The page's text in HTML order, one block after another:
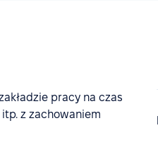
pracy na czas
z zachowaniem